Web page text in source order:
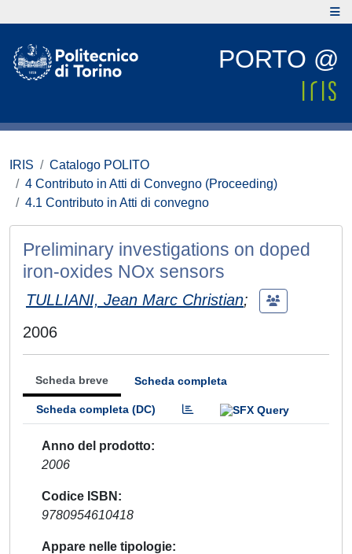
PORTO @
IRIS
Catalogo POLITO
4 Contributo in Atti di Convegno (Proceeding)
4.1 Contributo in Atti di convegno
Preliminary investigations on doped
iron-oxides NOx sensors
TULLIANI, Jean Marc Christian;
2006
Scheda breve Scheda completa
Scheda completa (DC)
Anno del prodotto
2006
Codice ISBN
9780954610418
Appare nelle tipologie